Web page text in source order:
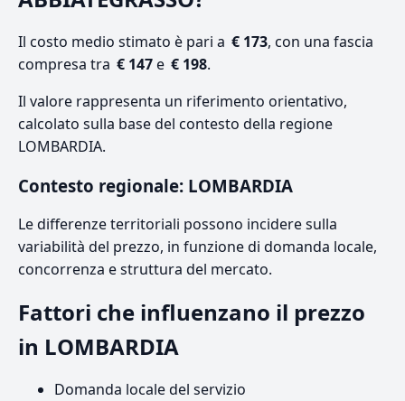
Il costo medio stimato è pari a € 173, con una fascia
compresa tra € 147e € 198.
Il valore rappresenta un riferimento orientativo,
calcolato sulla base del contesto della regione
LOMBARDIA.
Contesto regionale: LOMBARDIA
Le differenze territoriali possono incidere sulla
variabilità del prezzo, in funzione di domanda locale,
concorrenza e struttura del mercato.
Fattori che influenzano il prezzo
in LOMBARDIA
Domanda locale del servizio